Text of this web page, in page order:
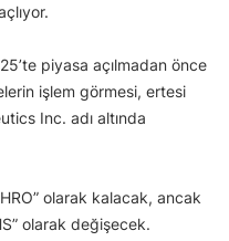
piyasa açılmadan önce
işlem görmesi, ertesi
Inc. adı altında
olarak kalacak, ancak
olarak değişecek.